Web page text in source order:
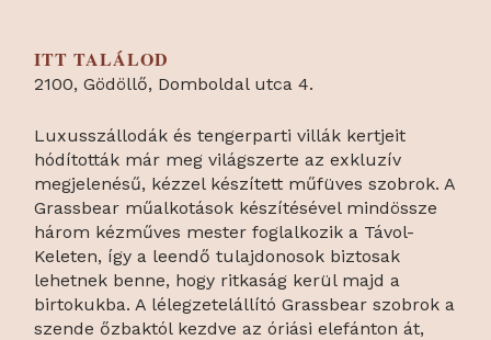
ITT TALÁLOD
2100, Gödöllő, Domboldal utca 4.
Luxusszállodák és tengerparti villák kertjeit
hódították már meg világszerte az exkluzív
megjelenésű, kézzel készített műfüves szobrok. A
Grassbear műalkotások készítésével mindössze
három kézműves mester foglalkozik a Távol-
Keleten, így a leendő tulajdonosok biztosak
lehetnek benne, hogy ritkaság kerül majd a
birtokukba. A lélegzetelállító Grassbear szobrok a
szende őzbaktól kezdve az óriási elefánton át,